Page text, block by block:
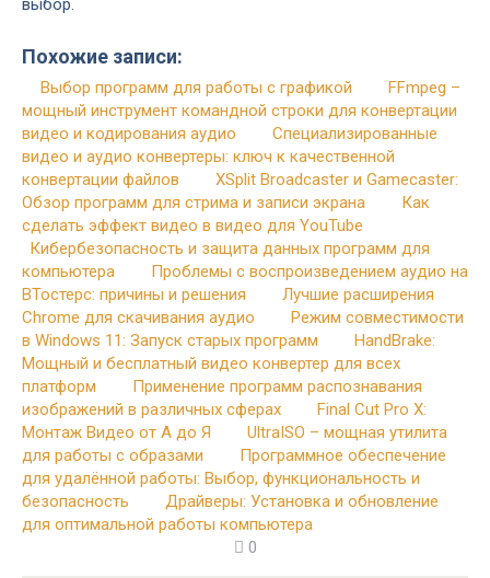
выбор.
Похожие записи:
Выбор программ для работы с графикой
FFmpeg –
мощный инструмент командной строки для конвертации
видео и кодирования аудио
Специализированные
видео и аудио конвертеры: ключ к качественной
конвертации файлов
XSplit Broadcaster и Gamecaster:
Обзор программ для стрима и записи экрана
Как
сделать эффект видео в видео для YouTube
Кибербезопасность и защита данных программ для
компьютера
Проблемы с воспроизведением аудио на
ВТостерс: причины и решения
Лучшие расширения
Chrome для скачивания аудио
Режим совместимости
в Windows 11: Запуск старых программ
HandBrake:
Мощный и бесплатный видео конвертер для всех
платформ
Применение программ распознавания
изображений в различных сферах
Final Cut Pro X:
Монтаж Видео от А до Я
UltraISO – мощная утилита
для работы с образами
Программное обеспечение
для удалённой работы: Выбор, функциональность и
безопасность
Драйверы: Установка и обновление
для оптимальной работы компьютера
0